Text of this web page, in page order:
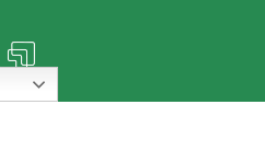
do Impact Hub Manaus